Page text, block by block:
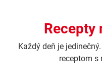
Recepty
Každý deň je
receptom s